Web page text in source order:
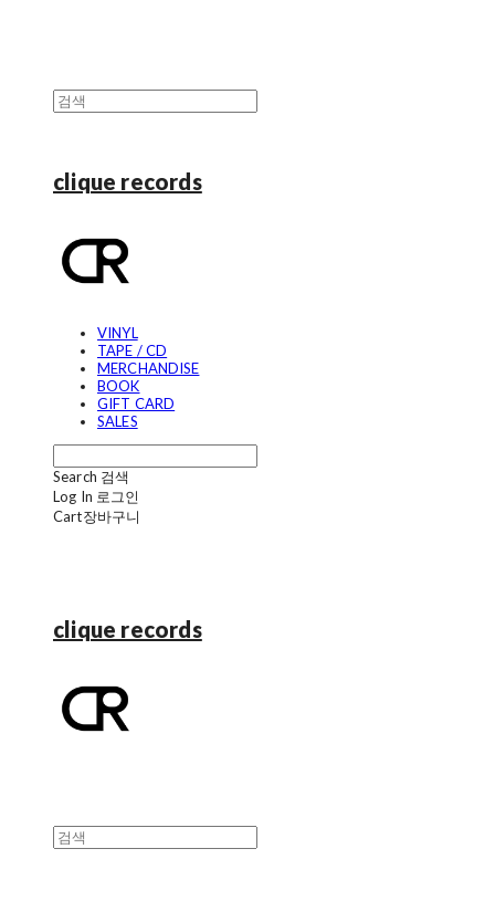
clique records
VINYL
TAPE / CD
MERCHANDISE
BOOK
GIFT CARD
SALES
Search 검색
Log In 로그인
Cart장바구니
clique records